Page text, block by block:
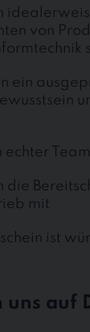
von
ein
echter
die
mit
ist
auf